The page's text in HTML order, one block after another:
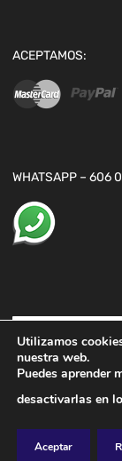
ACEPTAMOS:
WHATSAPP – 606
Utilizamos
nuestra web.
Puedes aprender
desactivarlas en
Aceptar